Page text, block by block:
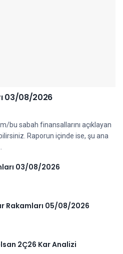
03/08/2026
bu sabah finansallarını açıklayan
Raporun içinde ise, şu ana
03/08/2026
Rakamları 05/08/2026
2Ç26 Kar Analizi